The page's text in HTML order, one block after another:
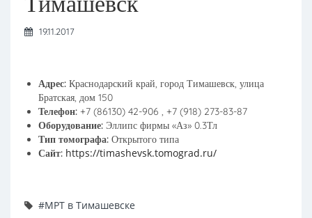
19.11.2017
Адрес: Краснодарский край, город Тимашевск, улица
Братская, дом 150
Телефон: +7 (86130) 42-906 , +7 (918) 273-83-87
Оборудование: Эллипс фирмы «Аз» 0.3Тл
Тип томографа: Открытого типа
Сайт: https://timashevsk.tomograd.ru/
#МРТ в Тимашевске